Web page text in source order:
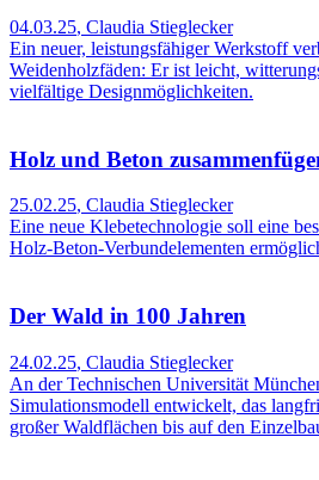
04.03.25, Claudia Stieglecker
Ein neuer, leistungsfähiger Werkstoff
Weidenholzfäden: Er ist leicht,
vielfältige Designmöglichkeiten.
Holz und Beton
25.02.25, Claudia Stieglecker
Eine neue Klebetechnologie soll eine
Holz-Beton-Verbundelementen
Der Wald in 100 Jahren
24.02.25, Claudia Stieglecker
An der Technischen Universität
Simulationsmodell entwickelt, das
großer Waldflächen bis auf den